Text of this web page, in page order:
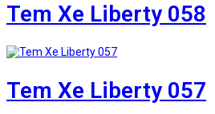
Tem Xe Liberty 058
Tem Xe Liberty 057